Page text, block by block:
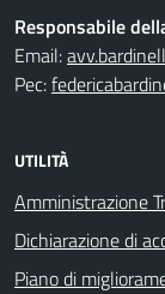
Responsabile
Email:
Pec:
UTILITÀ
Amministrazione
Dichiarazione di
Piano di